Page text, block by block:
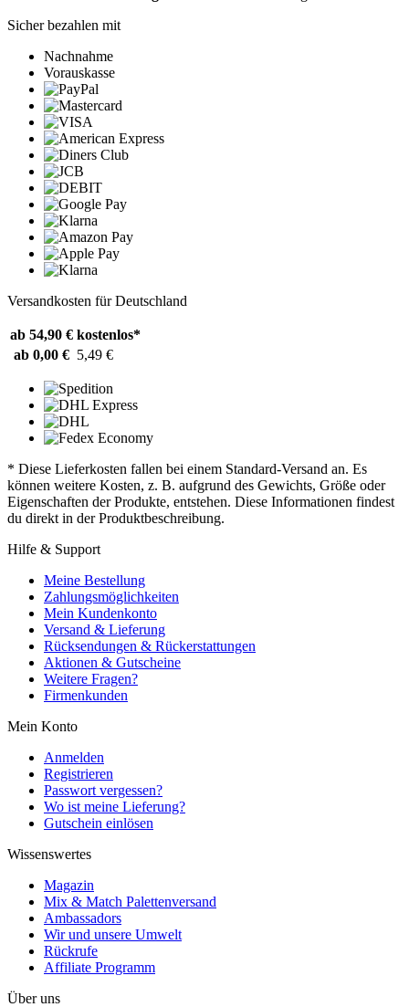
Sicher bezahlen mit
Nachnahme
Vorauskasse
Versandkosten für Deutschland
ab 54,90 € kostenlos*
ab 0,00 € 5,49 €
* Diese Lieferkosten fallen bei einem Standard-Versand an. Es
können weitere Kosten, z. B. aufgrund des Gewichts, Größe oder
Eigenschaften der Produkte, entstehen. Diese Informationen findest
du direkt in der Produktbeschreibung.
Hilfe & Support
Meine Bestellung
Zahlungsmöglichkeiten
Mein Kundenkonto
Versand & Lieferung
Rücksendungen & Rückerstattungen
Aktionen & Gutscheine
Weitere Fragen?
Firmenkunden
Mein Konto
Anmelden
Registrieren
Passwort vergessen?
Wo ist meine Lieferung?
Gutschein einlösen
Wissenswertes
Magazin
Mix & Match Palettenversand
Ambassadors
Wir und unsere Umwelt
Rückrufe
Affiliate Programm
Über uns